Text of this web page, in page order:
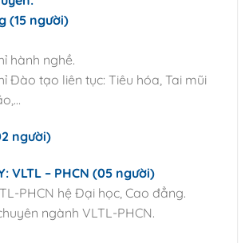
(15 người)
hành nghề.
Đào tạo liên tục: Tiêu hóa, Tai mũi
người)
VLTL – PHCN (05 người)
PHCN hệ Đại học, Cao đẳng.
ngành VLTL-PHCN.